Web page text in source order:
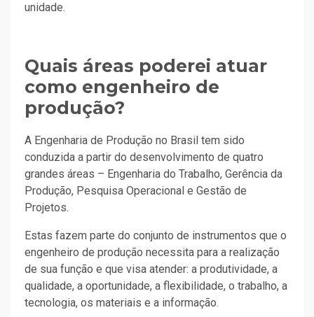
unidade.
Quais áreas poderei atuar
como engenheiro de
produção?
A Engenharia de Produção no Brasil tem sido
conduzida a partir do desenvolvimento de quatro
grandes áreas – Engenharia do Trabalho, Gerência da
Produção, Pesquisa Operacional e Gestão de
Projetos.
Estas fazem parte do conjunto de instrumentos que o
engenheiro de produção necessita para a realização
de sua função e que visa atender: a produtividade, a
qualidade, a oportunidade, a flexibilidade, o trabalho, a
tecnologia, os materiais e a informação.